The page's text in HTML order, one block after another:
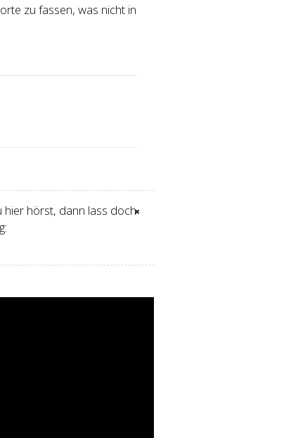
zu fassen, was nicht in
×
hörst, dann lass doch